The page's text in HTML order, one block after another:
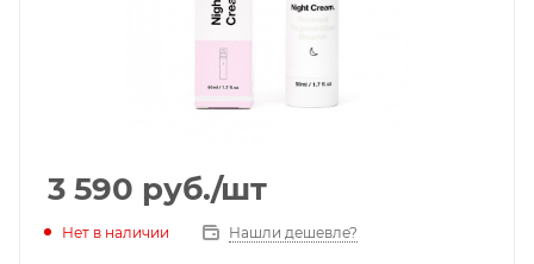
3 590 руб./шт
Нет в наличии Нашли дешевле?